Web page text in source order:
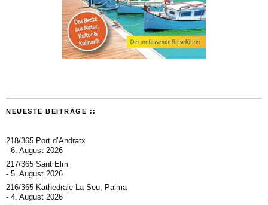
NEUESTE BEITRÄGE ::
218/365 Port d’Andratx
6. August 2026
217/365 Sant Elm
5. August 2026
216/365 Kathedrale La Seu, Palma
4. August 2026